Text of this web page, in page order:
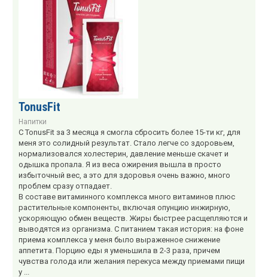
TonusFit
Напитки
С TonusFit за 3 месяца я смогла сбросить более 15-ти кг, для
меня это солидный результат. Стало легче со здоровьем,
нормализовался холестерин, давление меньше скачет и
одышка пропала. Я из веса ожирения вышла в просто
избыточный вес, а это для здоровья очень важно, много
проблем сразу отпадает.
В составе витаминного комплекса много витаминов плюс
растительные компоненты, включая опунцию инжирную,
ускоряющую обмен веществ. Жиры быстрее расщепляются и
выводятся из организма. С питанием такая история: на фоне
приема комплекса у меня было выраженное снижение
аппетита. Порцию еды я уменьшила в 2-3 раза, причем
чувства голода или желания перекуса между приемами пищи
у ...